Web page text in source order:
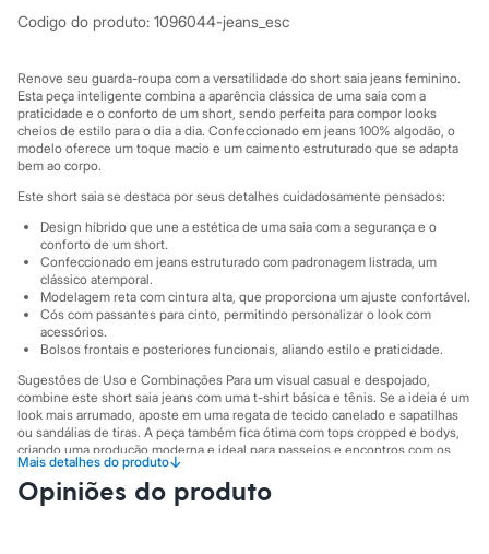
Rasteirinhas
Tênis
Marcas
City
Clock House
Mindset
Yessica
Moda esportiva
Acessórios
Blusas
Calçados
Leggings
Shorts e Bermudas
Tops
Moda íntima
Calcinhas
Cintas e Modeladores
Meias
Pijamas
Sutiãs e Tops
Moda praia
Biquínis
Codigo do produto: 1096044-jeans_esc
Renove seu guarda-roupa com a versatilidade do short saia jeans feminino.
Esta peça inteligente combina a aparência clássica de uma saia com a
praticidade e o conforto de um short, sendo perfeita para compor looks
cheios de estilo para o dia a dia. Confeccionado em jeans 100% algodão, o
modelo oferece um toque macio e um caimento estruturado que se adapta
bem ao corpo.
Este short saia se destaca por seus detalhes cuidadosamente pensados:
Design híbrido que une a estética de uma saia com a segurança e o
conforto de um short.
Confeccionado em jeans estruturado com padronagem listrada, um
clássico atemporal.
Modelagem reta com cintura alta, que proporciona um ajuste confortável.
Cós com passantes para cinto, permitindo personalizar o look com
acessórios.
Bolsos frontais e posteriores funcionais, aliando estilo e praticidade.
Sugestões de Uso e Combinações Para um visual casual e despojado,
combine este short saia jeans com uma t-shirt básica e tênis. Se a ideia é um
look mais arrumado, aposte em uma regata de tecido canelado e sapatilhas
ou sandálias de tiras. A peça também fica ótima com tops cropped e bodys,
criando uma produção moderna e ideal para passeios e encontros com os
amigos.
A gente se encontra na C&A! ❤/38
Mais detalhes do produto↓
Opiniões do produto